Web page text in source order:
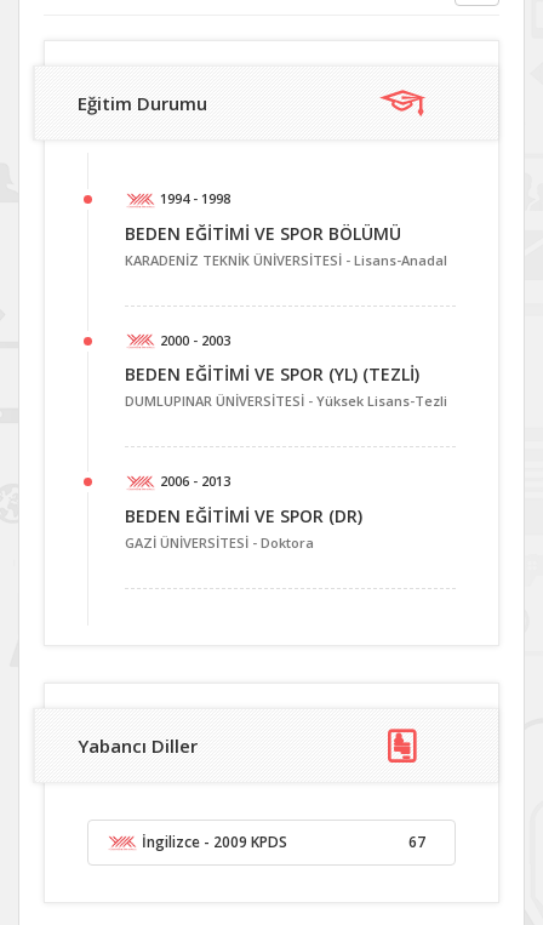
Eğitim Durumu
1994 - 1998
BEDEN EĞİTİMİ VE SPOR BÖLÜMÜ
KARADENİZ TEKNİK ÜNİVERSİTESİ - Lisans-Anadal
2000 - 2003
BEDEN EĞİTİMİ VE SPOR (YL) (TEZLİ)
DUMLUPINAR ÜNİVERSİTESİ - Yüksek Lisans-Tezli
2006 - 2013
BEDEN EĞİTİMİ VE SPOR (DR)
GAZİ ÜNİVERSİTESİ - Doktora
Yabancı Diller
İngilizce - 2009 KPDS 67